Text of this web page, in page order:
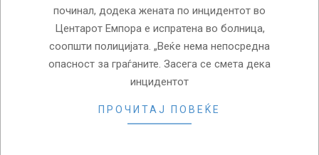
починал, додека жената по инцидентот во
Центарот Емпора е испратена во болница,
соопшти полицијата. „Веќе нема непосредна
опасност за граѓаните. Засега се смета дека
инцидентот
ПРОЧИТАЈ ПОВЕЌЕ